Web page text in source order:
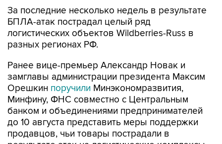
За последние несколько недель в результате
БПЛА-атак пострадал целый ряд
логистических объектов Wildberries-Russ в
разных регионах РФ.
Ранее вице-премьер Александр Новак и
замглавы администрации президента Максим
Орешкин поручили Минэкономразвития,
Минфину, ФНС совместно с Центральным
банком и объединениями предпринимателей
до 10 августа представить меры поддержки
продавцов, чьи товары пострадали в